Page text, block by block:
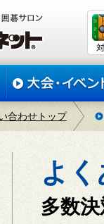
合わせトップ
よ
多数